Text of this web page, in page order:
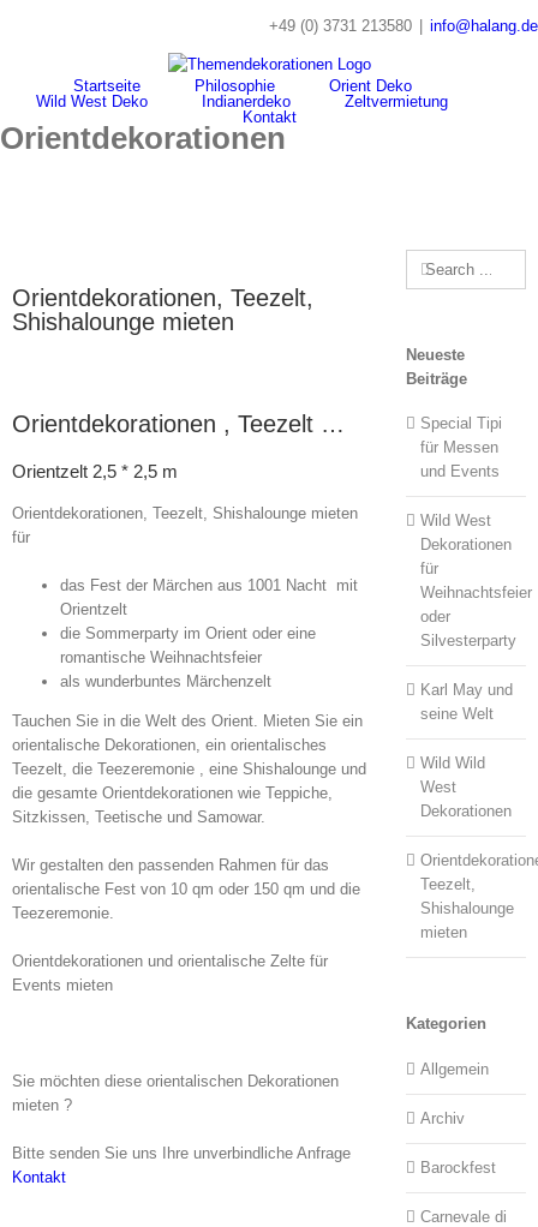
+49 (0) 3731 213580 info@halang.de
Startseite Philosophie
Orient Deko
Wild West Deko
Indianerdeko
Zeltvermietung
Kontakt
Orientdekorationen
Orientdekorationen, Teezelt,
Shishalounge mieten
Orientdekorationen , Teezelt …
Orientzelt 2,5 * 2,5 m
Orientdekorationen, Teezelt, Shishalounge mieten
für
das Fest der Märchen aus 1001 Nacht mit
Orientzelt
die Sommerparty im Orient oder eine
romantische Weihnachtsfeier
als wunderbuntes Märchenzelt
Tauchen Sie in die Welt des Orient. Mieten Sie ein
orientalische Dekorationen, ein orientalisches
Teezelt, die Teezeremonie , eine Shishalounge und
die gesamte Orientdekorationen wie Teppiche,
Sitzkissen, Teetische und Samowar.
Wir gestalten den passenden Rahmen für das
orientalische Fest von 10 qm oder 150 qm und die
Teezeremonie.
Orientdekorationen und orientalische Zelte für
Events mieten
Sie möchten diese orientalischen Dekorationen
mieten ?
Bitte senden Sie uns Ihre unverbindliche Anfrage
Kontakt
Search
for:
Neueste
Beiträge
Special Tipi
für Messen
und Events
Wild West
Dekorationen
für
Weihnachtsfeier
oder
Silvesterparty
Karl May und
seine Welt
Wild Wild
West
Dekorationen
Teezelt,
Shishalounge
mieten
Kategorien
Allgemein
Archiv
Barockfest
Carnevale di